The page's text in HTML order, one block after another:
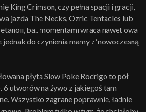
King Crimson, czy pełna spacji i gracji,
jazda The Necks, Ozric Tentacles lub
ba.. momentami wraca nawet owa
jednak do czynienia mamy z ‘nowoczesną
płyta Slow Poke Rodrigo to pół
6 utworów na żywo z jakiegoś tam
Wszystko zagrane poprawnie, ładnie,